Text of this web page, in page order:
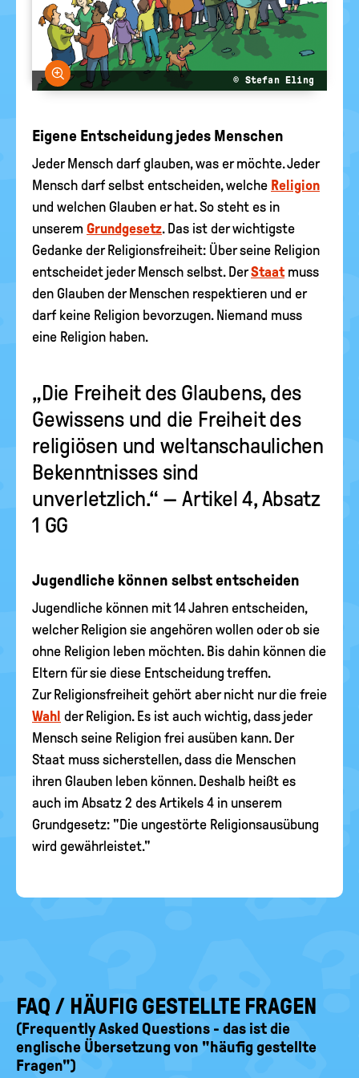
Bild vergrößern
© Stefan Eling
Eigene Entscheidung jedes Menschen
Jeder Mensch darf glauben, was er möchte. Jeder
Mensch darf selbst entscheiden, welche Religion
und welchen Glauben er hat. So steht es in
unserem Grundgesetz. Das ist der wichtigste
Gedanke der Religionsfreiheit: Über seine Religion
entscheidet jeder Mensch selbst. DerStaatmuss
den Glauben der Menschen respektieren und er
darf keine Religion bevorzugen. Niemand muss
eine Religion haben.
„Die Freiheit des Glaubens, des
Gewissens und die Freiheit des
religiösen und weltanschaulichen
Bekenntnisses sind
unverletzlich.“ — Artikel 4, Absatz
1 GG
Jugendliche können selbst entscheiden
Jugendliche können mit 14 Jahren entscheiden,
welcher Religion sie angehören wollen oder ob sie
ohne Religion leben möchten. Bis dahin können die
Eltern für sie diese Entscheidung treffen.
Zur Religionsfreiheit gehört aber nicht nur die freie
Wahl der Religion. Es ist auch wichtig, dass jeder
Mensch seine Religion frei ausüben kann. Der
Staat muss sicherstellen, dass die Menschen
ihren Glauben leben können. Deshalb heißt es
auch im Absatz 2 des Artikels 4 in unserem
Grundgesetz: "Die ungestörte Religionsausübung
wird gewährleistet."
FAQ / HÄUFIG GESTELLTE FRAGEN
(Frequently Asked Questions - das ist die
englische Übersetzung von "häufig gestellte
Fragen")